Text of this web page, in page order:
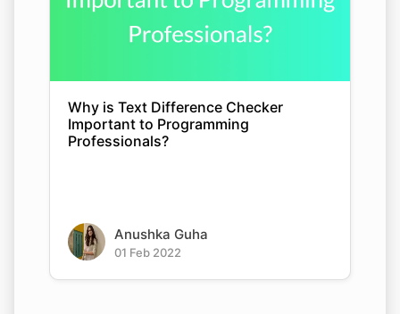
Why is Text Difference Checker
Important to Programming
Professionals?
Anushka Guha
01 Feb 2022